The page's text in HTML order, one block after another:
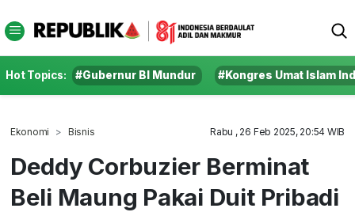
Hot Topics: #Gubernur BI Mundur #Kongres Umat Islam
Ekonomi Bisnis Rabu , 26 Feb 2025, 20:54 WIB
Deddy Corbuzier Berminat
Beli Maung Pakai Duit Pribadi